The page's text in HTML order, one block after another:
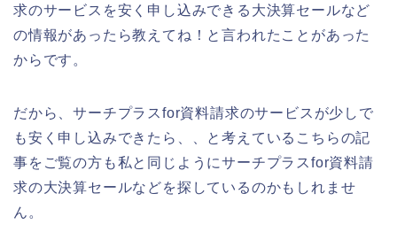
求のサービスを安く申し込みできる大決算セールなど
の情報があったら教えてね！と言われたことがあった
からです。
だから、サーチプラスfor資料請求のサービスが少しで
も安く申し込みできたら、、と考えているこちらの記
事をご覧の方も私と同じようにサーチプラスfor資料請
求の大決算セールなどを探しているのかもしれませ
ん。